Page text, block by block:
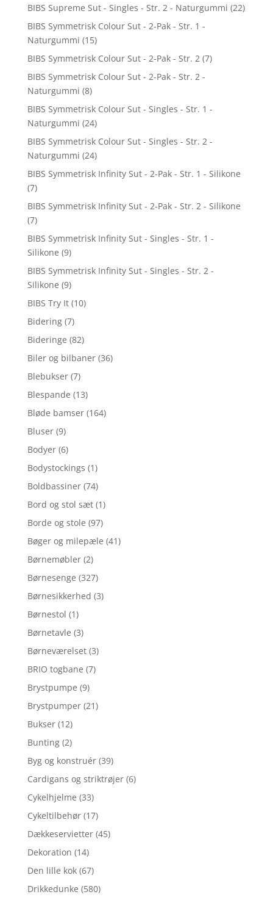
BIBS Supreme Sut - Singles - Str. 2 - Naturgummi (22)
BIBS Symmetrisk Colour Sut - 2-Pak - Str. 1 -
Naturgummi (15)
BIBS Symmetrisk Colour Sut - 2-Pak - Str. 2 (7)
BIBS Symmetrisk Colour Sut - 2-Pak - Str. 2 -
Naturgummi (8)
BIBS Symmetrisk Colour Sut - Singles - Str. 1 -
Naturgummi (24)
BIBS Symmetrisk Colour Sut - Singles - Str. 2 -
Naturgummi (24)
BIBS Symmetrisk Infinity Sut - 2-Pak - Str. 1 - Silikone
(7)
BIBS Symmetrisk Infinity Sut - 2-Pak - Str. 2 - Silikone
(7)
BIBS Symmetrisk Infinity Sut - Singles - Str. 1 -
Silikone (9)
BIBS Symmetrisk Infinity Sut - Singles - Str. 2 -
Silikone (9)
BIBS Try It (10)
Bidering (7)
Bideringe (82)
Biler og bilbaner (36)
Blebukser (7)
Blespande (13)
Bløde bamser (164)
Bluser (9)
Bodyer (6)
Bodystockings (1)
Boldbassiner (74)
Bord og stol sæt (1)
Borde og stole (97)
Bøger og milepæle (41)
Børnemøbler (2)
Børnesenge (327)
Børnesikkerhed (3)
Børnestol (1)
Børnetavle (3)
Børneværelset (3)
BRIO togbane (7)
Brystpumpe (9)
Brystpumper (21)
Bukser (12)
Bunting (2)
Byg og konstruér (39)
Cardigans og striktrøjer (6)
Cykelhjelme (33)
Cykeltilbehør (17)
Dækkeservietter (45)
Dekoration (14)
Den lille kok (67)
Drikkedunke (580)